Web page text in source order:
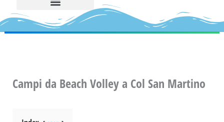
Campi da Beach Volley a Col San Martino